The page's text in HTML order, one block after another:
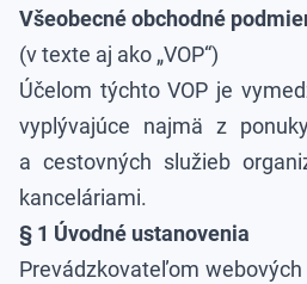
Všeobecné obchodné
(v texte aj ako „VOP“)
Účelom týchto VOP je
vyplývajúce najmä z
a cestovných služieb
kanceláriami.
§ 1 Úvodné ustanovenia
Prevádzkovateľom